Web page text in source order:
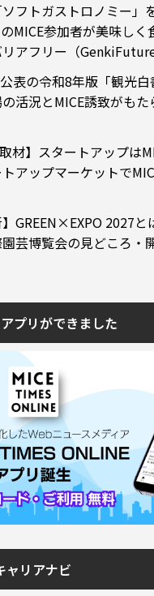
ソフトガストロノミー」
MICE参加者が美味しく
アフリー（GenkiFuture
表の令和8年版「観光
活況とMICE誘致がも
取材】スタートアップは
アップマーケットで
】GREEN×EXPO 2027
芸博覧会の見どころ・
プリができました
ャリアナビ